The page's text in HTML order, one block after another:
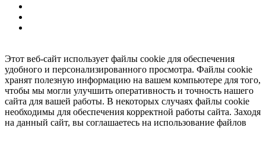
Этот веб-сайт использует файлы cookie для обеспечения
удобного и персонализированного просмотра. Файлы cookie
хранят полезную информацию на вашем компьютере для того,
чтобы мы могли улучшить оперативность и точность нашего
сайта для вашей работы. В некоторых случаях файлы cookie
необходимы для обеспечения корректной работы сайта. Заходя
на данный сайт, вы соглашаетесь на использование файлов